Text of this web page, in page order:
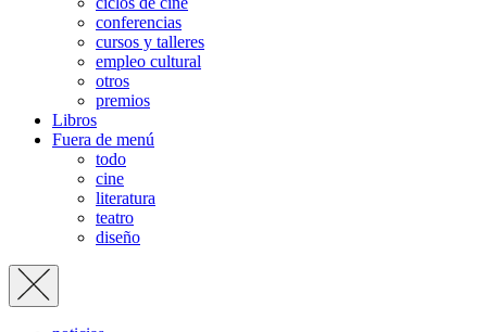
conferencias
cursos y talleres
empleo cultural
otros
premios
Libros
Fuera de menú
todo
cine
literatura
teatro
diseño